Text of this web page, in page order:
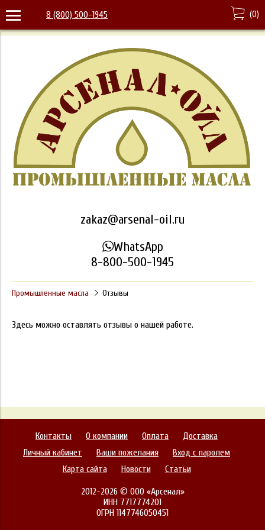
8 (800) 500-1945 (0)
zakaz@arsenal-oil.ru
WhatsApp
8-800-500-1945
Промышленные масла Отзывы
Здесь можно оставлять отзывы о нашей работе.
Контакты О компании Оплата
Доставка
Личный кабинет
Ваши пожелания
Вход с паролем
Карта сайта
Новости Статьи
2012-2026 © ООО «Арсенал»
ИНН 7717774201
ОГРН 1147746050451